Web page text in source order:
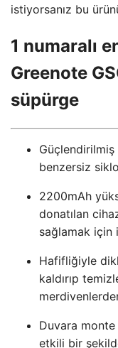
istiyorsanız bu
1 numaralı
Greenote
süpürge
Güçlendirilmiş
benzersiz
2200mAh
donatılan
sağlamak için
Hafifliğiyle
kaldırıp
Duvara
etkili bir